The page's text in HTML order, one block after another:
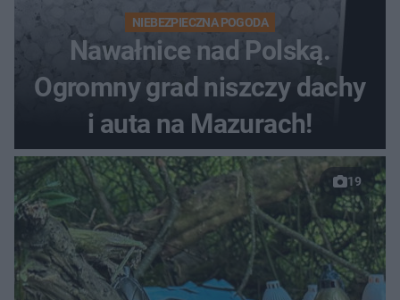
NIEBEZPIECZNA POGODA
Nawałnice nad Polską.
Ogromny grad niszczy dachy
i auta na Mazurach!
19